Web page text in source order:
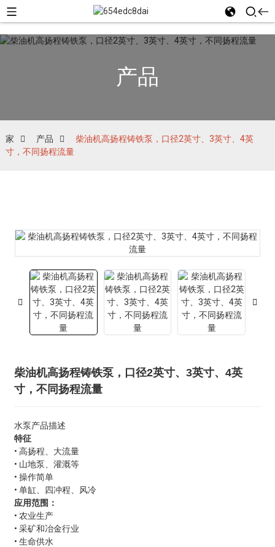
产品
家 产品
柴油机高扬程铸铁泵，口径2英寸、3英寸、4英
寸，不同扬程流量
柴油机高扬程铸铁泵，口径2英寸、3英寸、4英
寸，不同扬程流量
水泵产品描述
特征
• 高扬程、大流量
• 山地泵、灌溉等
• 操作简单
• 单缸、四冲程、风冷
应用范围：
• 农业生产
• 采矿和冶金行业
• 生命供水